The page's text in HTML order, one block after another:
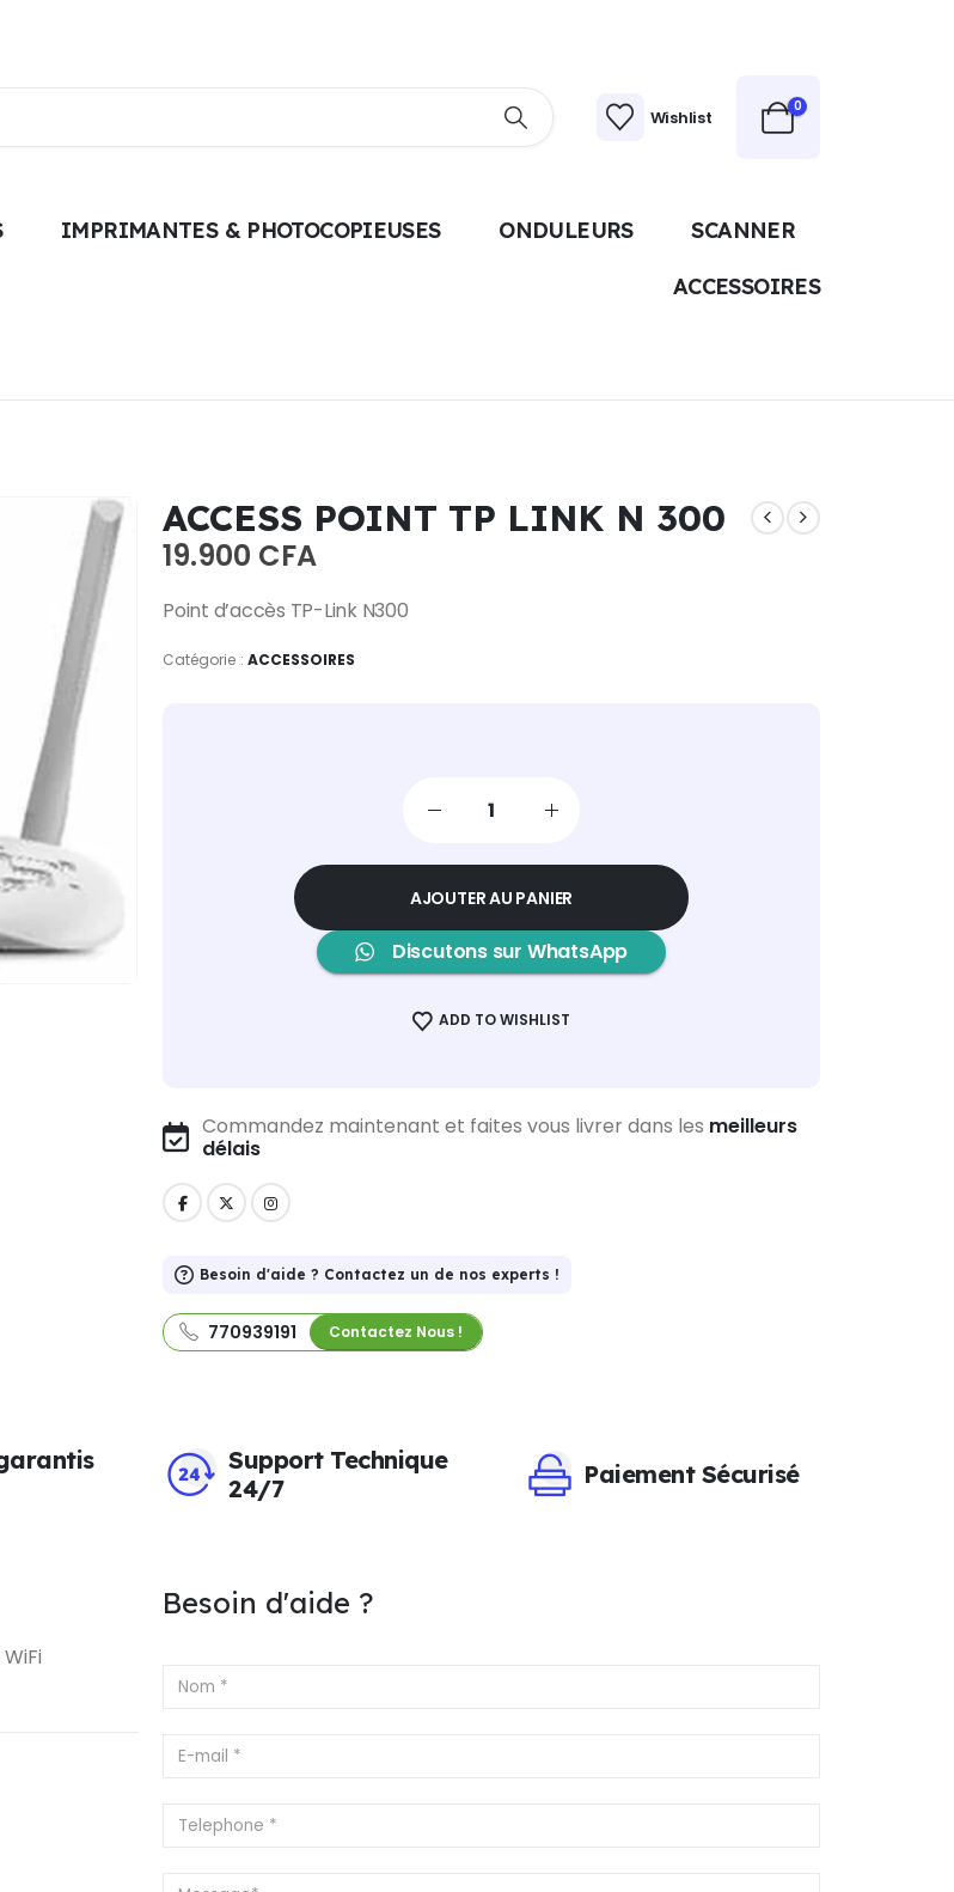
Wishlist 0
IMPRIMANTES & PHOTOCOPIEUSES ONDULEURS SCANNER
ACCESSOIRES
ACCESS POINT TP LINK N 300
19.900 CFA
Point d’accès TP-Link N300
Catégorie : ACCESSOIRES
AJOUTER AU PANIER
Discutons sur WhatsApp
ADD TO WISHLIST
Commandez maintenant et faites vous livrer dans les meilleurs
délais
Besoin d'aide ? Contactez un de nos experts !
770939191 Contactez Nous !
Support Technique
24/7
Paiement Sécurisé
Besoin d'aide ?